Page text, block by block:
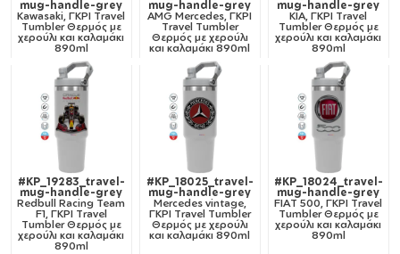
mug-handle-grey
Kawasaki, ΓΚΡΙ Travel
Tumbler Θερμός με
χερούλι και καλαμάκι
890ml
mug-handle-grey
AMG Mercedes, ΓΚΡΙ
Travel Tumbler
Θερμός με χερούλι
και καλαμάκι 890ml
mug-handle-grey
KIA, ΓΚΡΙ Travel
Tumbler Θερμός με
χερούλι και καλαμάκι
890ml
#KP_19283_travel-
mug-handle-grey
Redbull Racing Team
F1, ΓΚΡΙ Travel
Tumbler Θερμός με
χερούλι και καλαμάκι
890ml
#KP_18025_travel-
mug-handle-grey
Mercedes vintage,
ΓΚΡΙ Travel Tumbler
Θερμός με χερούλι
και καλαμάκι 890ml
#KP_18024_travel-
mug-handle-grey
FIAT 500, ΓΚΡΙ Travel
Tumbler Θερμός με
χερούλι και καλαμάκι
890ml